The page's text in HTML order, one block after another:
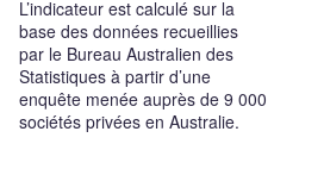
L’indicateur est calculé sur la
base des données recueillies
par le Bureau Australien des
Statistiques à partir d’une
enquête menée auprès de 9 000
sociétés privées en Australie.